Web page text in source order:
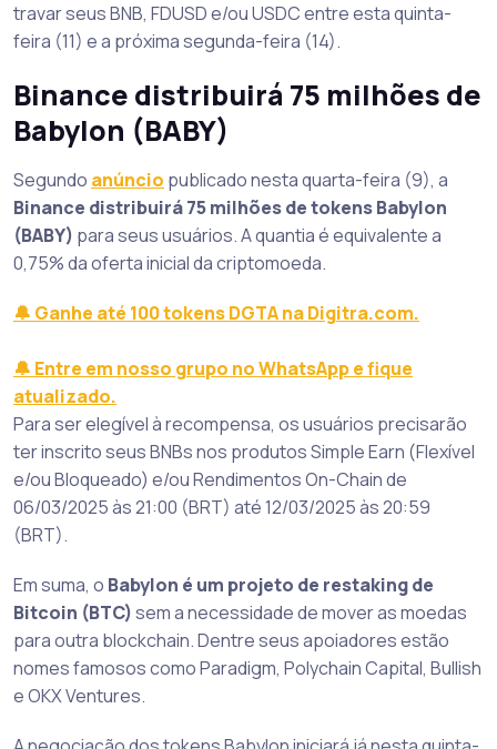
travar seus BNB, FDUSD e/ou USDC entre esta quinta-
feira (11) e a próxima segunda-feira (14).
Binance distribuirá 75 milhões de
Babylon (BABY)
Segundo anúncio publicado nesta quarta-feira (9), a
Binance distribuirá 75 milhões de tokens Babylon
(BABY) para seus usuários. A quantia é equivalente a
0,75% da oferta inicial da criptomoeda.
🔔 Ganhe até 100 tokens DGTA na Digitra.com.
🔔 Entre em nosso grupo no WhatsApp e fique
atualizado.
Para ser elegível à recompensa, os usuários precisarão
ter inscrito seus BNBs nos produtos Simple Earn (Flexível
e/ou Bloqueado) e/ou Rendimentos On-Chain de
06/03/2025 às 21:00 (BRT) até 12/03/2025 às 20:59
(BRT).
Em suma, o Babylon é um projeto de restaking de
Bitcoin (BTC)sem a necessidade de mover as moedas
para outra blockchain. Dentre seus apoiadores estão
nomes famosos como Paradigm, Polychain Capital, Bullish
e OKX Ventures.